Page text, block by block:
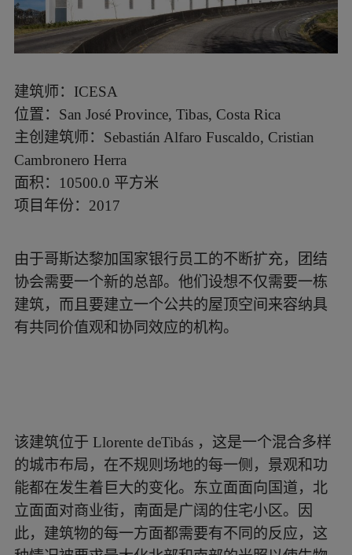
建筑师：ICESA
位置：San José Province, Tibas, Costa Rica
主创建筑师：Sebastián Alfaro Fuscaldo, Cristian
Cambronero Herra
面积：10500.0 平方米
项目年份：2017
由于哥斯达黎加国家银行员工的不断扩充，团结
协会需要一个新的总部。他们设想不仅需要一栋
建筑，而且要建立一个公共的屋顶空间来容纳具
有共同价值观和协同效应的机构。
该建筑位于 Llorente deTibás ，这是一个混合多样
的城市布局，在不规则场地的每一侧，景观和功
能都在发生着巨大的变化。东立面面向国道，北
立面面对商业街，南面是广阔的住宅小区。因
此，建筑物的每一方面都需要有不同的反应，这